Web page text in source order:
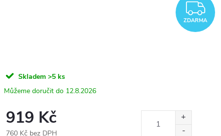
ZDARMA
Skladem >5 ks
12.8.2026
919 Kč
760 Kč bez DPH